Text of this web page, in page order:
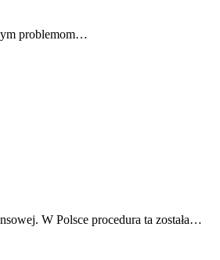
problemom…
W Polsce procedura ta została…